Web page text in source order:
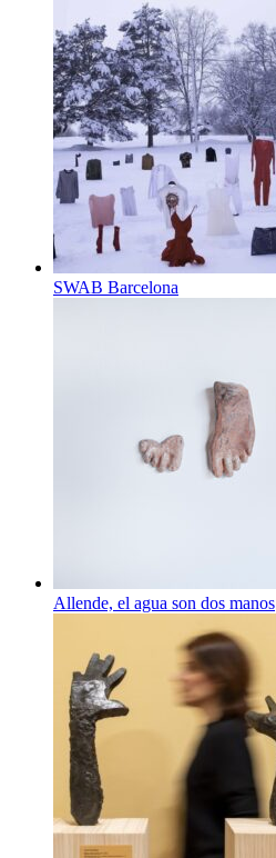
SWAB Barcelona
Allende, el agua son dos manos